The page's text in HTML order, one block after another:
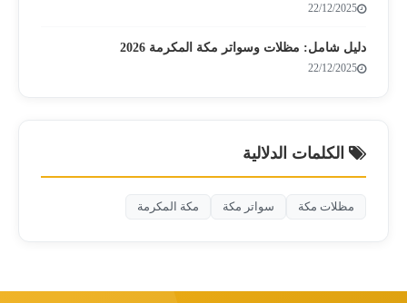
22/12/2025
دليل شامل: مظلات وسواتر مكة المكرمة 2026
22/12/2025
الكلمات الدلالية
مظلات مكة سواتر مكة مكة المكرمة